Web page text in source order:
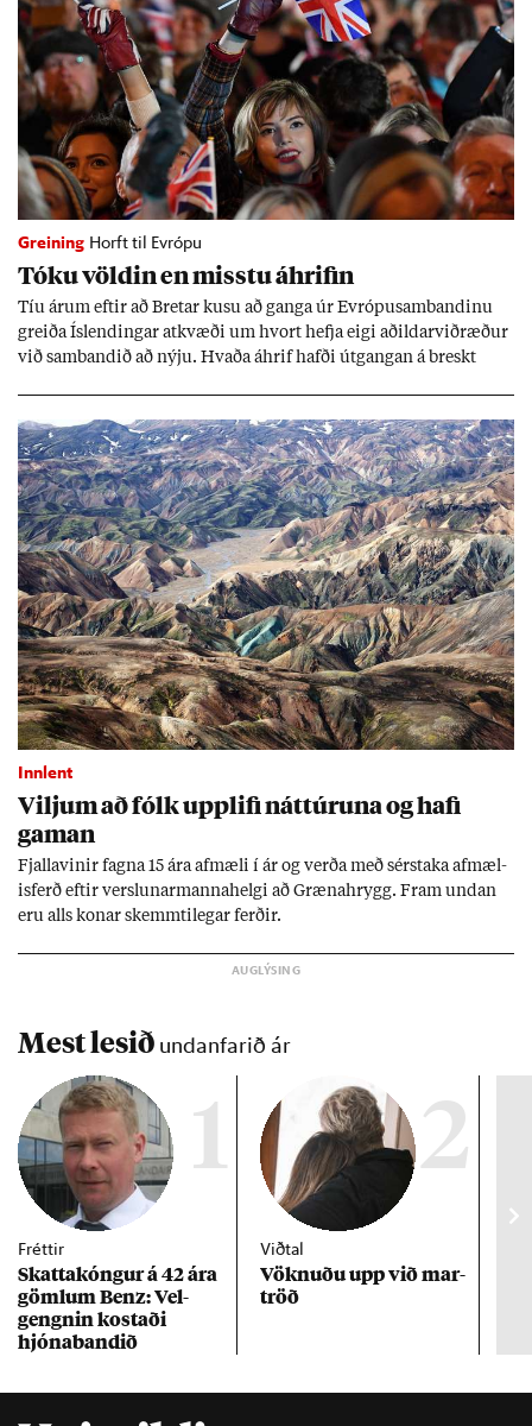
Greining Horft til Evrópu
Tóku völd­in en misstu áhrif­in
Tíu ár­um eft­ir að Bret­ar kusu að ganga úr Evr­ópu­sam­band­inu
greiða Ís­lend­ing­ar at­kvæði um hvort hefja eigi að­ild­ar­við­ræð­ur
við sam­band­ið að nýju. Hvaða áhrif hafði út­gang­an á breskt
Innlent
Vilj­um að fólk upp­lifi nátt­úr­una og hafi
gam­an
Fjalla­vin­ir fagna 15 ára af­mæli í ár og verða með sér­staka af­mæl­
is­ferð eft­ir versl­un­ar­manna­helgi að Græna­hrygg. Fram und­an
eru alls kon­ar skemmti­leg­ar ferð­ir.
Mest lesið undanfarið ár
1
Fréttir
Skattakóng­ur á 42 ára
göml­um Benz: Vel­
gengn­in kostaði
hjóna­band­ið
2
Viðtal
Vökn­uðu upp við mar­
tröð